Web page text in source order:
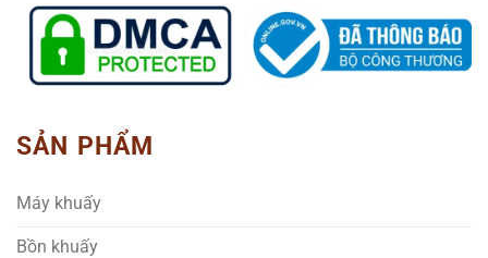
SẢN PHẨM
Máy khuấy
Bồn khuấy